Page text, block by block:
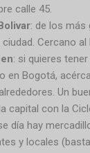
calle 45.
: de los más
Cercano al
: si quieres
en Bogotá,
Un
capital con la
día hay
y locales